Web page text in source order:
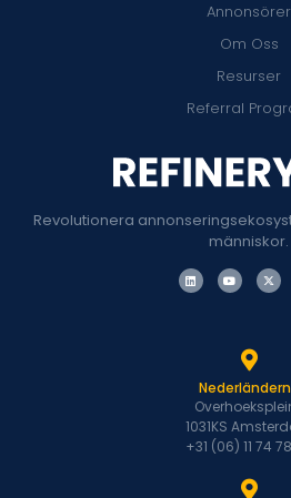
Revolutionera
människor.
Annonsörer
Om Oss
Resurser
Referral
1031KS
+31 (06) 11 74